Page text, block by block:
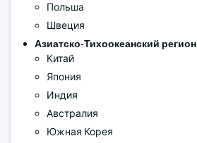
Польша
Швеция
Азиатско-Тихоокеанский регион
Китай
Япония
Индия
Австралия
Южная Корея